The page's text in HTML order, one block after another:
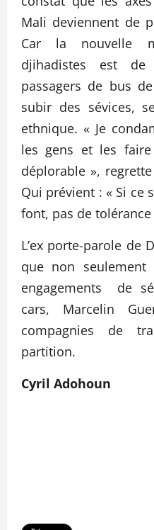
Mali deviennent de
Car la nouvelle
djihadistes est de
passagers de bus
subir des sévices,
ethnique. « Je
les gens et les
déplorable », regrette
Qui prévient : « Si ce
font, pas de tolérance
L’ex porte-parole de
que non seulement
engagements de
cars, Marcelin
compagnies de
partition.
Cyril Adohoun